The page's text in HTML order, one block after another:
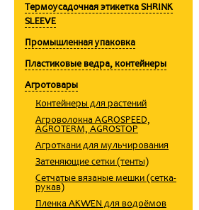
Термоусадочная этикетка SHRINK
SLEEVE
Промышленная упаковка
Пластиковые ведра, контейнеры
Агротовары
Контейнеры для растений
Aгроволокна AGROSPEED,
AGROTERM, AGROSTOP
Aгроткани для мульчирования
Затеняющие сетки (тенты)
Cетчатые вязаные мешки (сетка-
рукав)
Пленка AKWEN для водоёмов